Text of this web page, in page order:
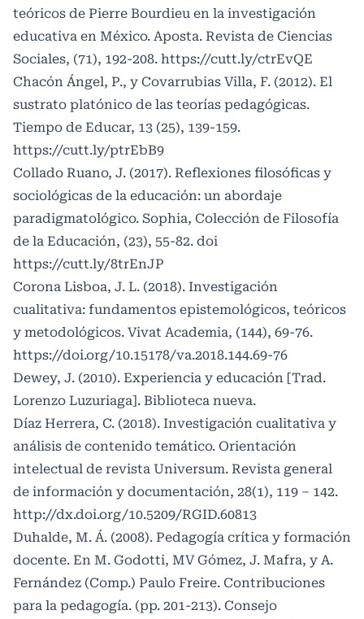
teóricos de Pierre Bourdieu en la investigación
educativa en México. Aposta. Revista de Ciencias
Sociales, (71), 192-208. https://cutt.ly/ctrEvQE
Chacón Ángel, P., y Covarrubias Villa, F. (2012). El
sustrato platónico de las teorías pedagógicas.
Tiempo de Educar, 13 (25), 139-159.
https://cutt.ly/ptrEbB9
Collado Ruano, J. (2017). Reflexiones filosóficas y
sociológicas de la educación: un abordaje
paradigmatológico. Sophia, Colección de Filosofía
de la Educación, (23), 55-82. doi
https://cutt.ly/8trEnJP
Corona Lisboa, J. L. (2018). Investigación
cualitativa: fundamentos epistemológicos, teóricos
y metodológicos. Vivat Academia, (144), 69-76.
https://doi.org/10.15178/va.2018.144.69-76
Dewey, J. (2010). Experiencia y educación [Trad.
Lorenzo Luzuriaga]. Biblioteca nueva.
Díaz Herrera, C. (2018). Investigación cualitativa y
análisis de contenido temático. Orientación
intelectual de revista Universum. Revista general
de información y documentación, 28(1), 119 – 142.
http://dx.doi.org/10.5209/RGID.60813
Duhalde, M. Á. (2008). Pedagogía crítica y formación
docente. En M. Godotti, MV Gómez, J. Mafra, y A.
Fernández (Comp.) Paulo Freire. Contribuciones
para la pedagogía. (pp. 201-213). Consejo